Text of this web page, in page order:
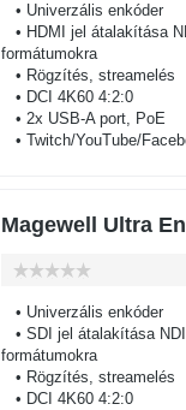
• Univerzális enkóder
• HDMI jel átalakítása
formátumokra
• Rögzítés, streamelés
• DCI 4K60 4:2:0
• 2x USB-A port, PoE
• Twitch/YouTube/
Magewell Ultra
• Univerzális enkóder
• SDI jel átalakítása
formátumokra
• Rögzítés, streamelés
• DCI 4K60 4:2:0